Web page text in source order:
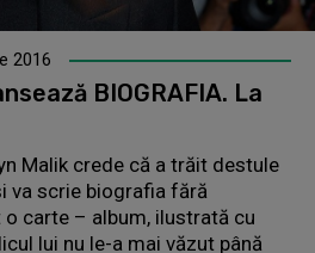
2016
BIOGRAFIA. La
Malik crede că a trăit destule
va scrie biografia fără
carte – album, ilustrată cu
lui nu le-a mai văzut până